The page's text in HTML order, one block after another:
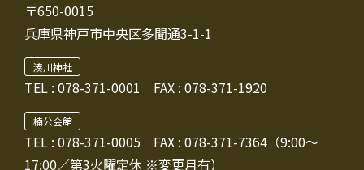
〒650-0015
兵庫県神戸市中央区多聞通3-1-1
湊川神社
TEL : 078-371-0001 FAX : 078-371-1920
楠公会館
TEL : 078-371-0005 FAX : 078-371-7364（9:00～
17:00／第3火曜定休 ※変更月有）